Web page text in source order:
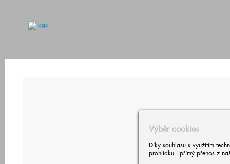
Výběr cookies
Díky souhlasu s využitím
prohlídku i přímý přenos z